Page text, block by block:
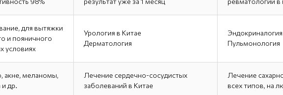
для вытяжки
и пояничного
условиях
Урология в Китае
Дерматология
Пульмонология
акне, меланомы,
и др.
Лечение сердечно-сосудистых
заболеваний в Китае
Лечение
всех типов, на